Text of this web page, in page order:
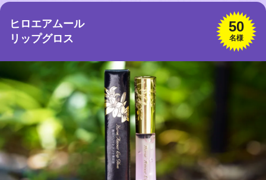
ヒロエアムール
リップグロス
50
名様